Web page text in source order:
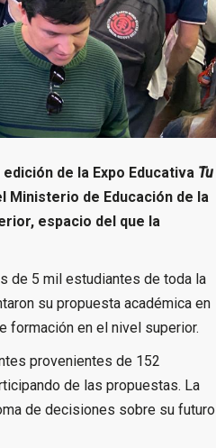
de la Expo Educativa Tu
Ministerio de Educación de la
espacio del que la
de 5 mil estudiantes de toda la
su propuesta académica en
formación en el nivel superior.
provenientes de 152
de las propuestas. La
de decisiones sobre su futuro